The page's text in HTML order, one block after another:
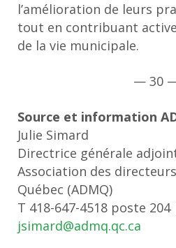
l’amélioration de leurs
tout en contribuant
de la vie municipale.
— 30
Source et information
Julie Simard
Directrice générale
Association des
Québec (ADMQ)
T 418-647-4518 poste 204
jsimard@admq.qc.ca